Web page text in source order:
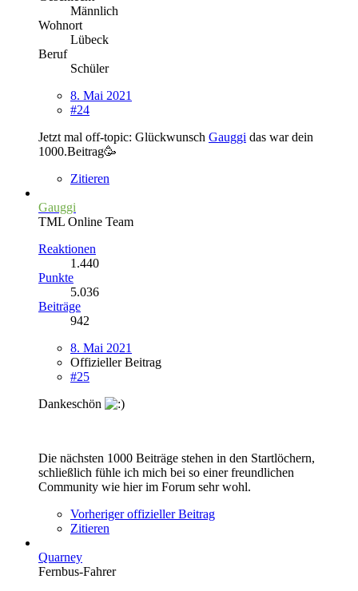
Männlich
Wohnort
Lübeck
Beruf
Schüler
8. Mai 2021
#24
Jetzt mal off-topic: Glückwunsch Gauggi das war dein
1000.Beitrag🥳
Zitieren
Gauggi
TML Online Team
Reaktionen
1.440
Punkte
5.036
Beiträge
942
8. Mai 2021
Offizieller Beitrag
#25
Dankeschön
Die nächsten 1000 Beiträge stehen in den Startlöchern,
schließlich fühle ich mich bei so einer freundlichen
Community wie hier im Forum sehr wohl.
Vorheriger offizieller Beitrag
Zitieren
Quarney
Fernbus-Fahrer